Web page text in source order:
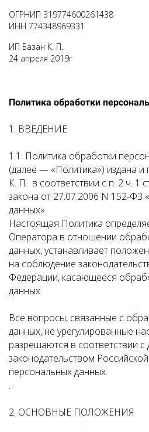
ОГРНИП 319774600261438
ИНН 774348969331
ИП Базан К. П.
24 апреля 2019г
Политика обработки
1. ВВЕДЕНИЕ
1.1. Политика обработки
(далее — «Политика») издана и
К. П. в соответствии с п. 2 ч. 1
закона от 27.07.2006 N 152-ФЗ
данных».
Настоящая Политика
Оператора в отношении
данных, устанавливает
на соблюдение
Федерации, касающееся
данных.
Все вопросы, связанные с
данных, не урегулированные
разрешаются в соответствии
законодательством
персональных данных.
.
2. ОСНОВНЫЕ ПОЛОЖЕНИЯ